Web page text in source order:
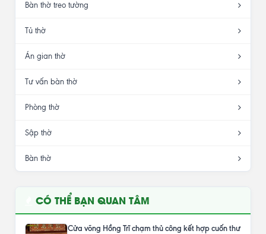
Bàn thờ treo tường
Tủ thờ
Án gian thờ
Tư vấn bàn thờ
Phòng thờ
Sập thờ
Bàn thờ
CÓ THỂ BẠN QUAN TÂM
Cửa võng Hồng Trĩ chạm thủ công kết hợp cuốn thư